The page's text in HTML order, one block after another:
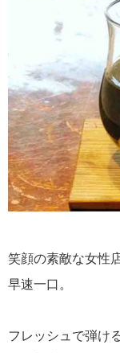
笑顔の素敵な女性
早速一口。
フレッシュで弾け